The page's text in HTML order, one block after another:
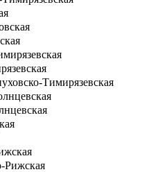
Тимирязевская
Рижская